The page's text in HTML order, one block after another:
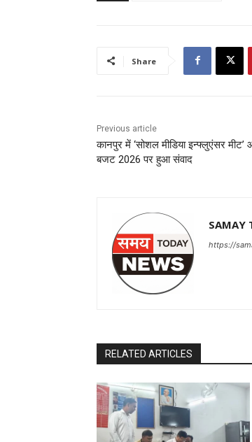
Share
Previous article
कानपुर में ‘सोशल मीडिया इन्फ्लुएंसर मीट’
बजट 2026 पर हुआ संवाद
SAMAY
https://
RELATED ARTICLES